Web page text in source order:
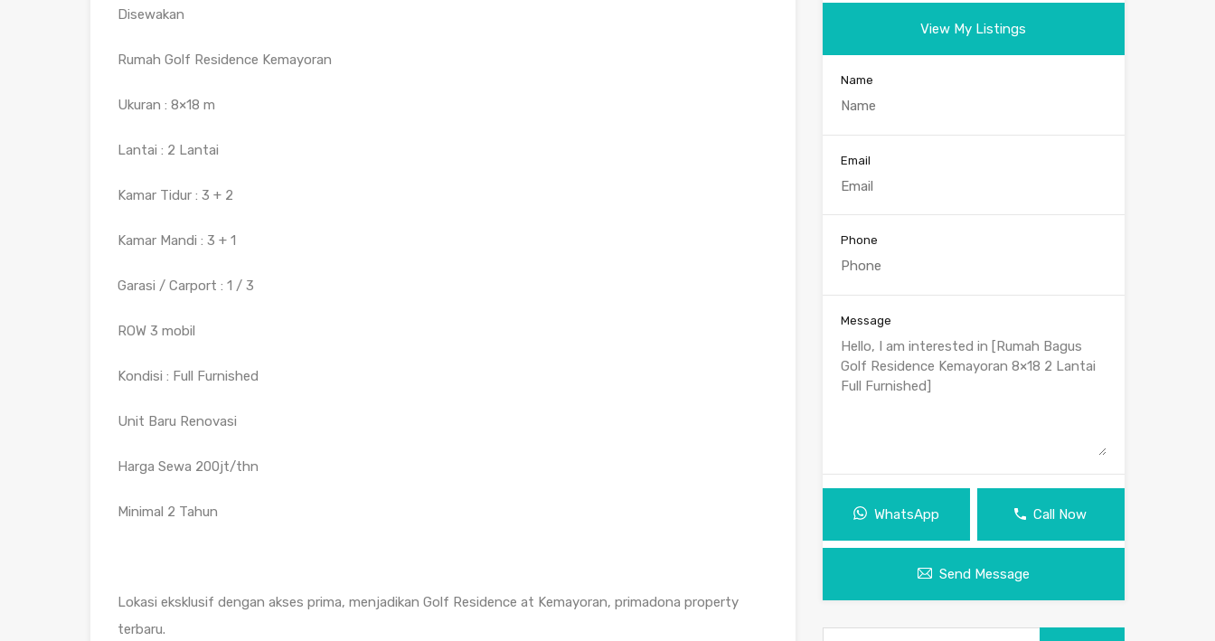
Disewakan
Rumah Golf Residence Kemayoran
Ukuran : 8×18 m
Lantai : 2 Lantai
Kamar Tidur : 3 + 2
Kamar Mandi : 3 + 1
Garasi / Carport : 1 / 3
ROW 3 mobil
Kondisi : Full Furnished
Unit Baru Renovasi
Harga Sewa 200jt/thn
Minimal 2 Tahun
Lokasi eksklusif dengan akses prima, menjadikan Golf Residence at Kemayoran, primadona property
terbaru.
View My Listings
Name
Email
Phone
Message
WhatsApp Call Now
Send Message